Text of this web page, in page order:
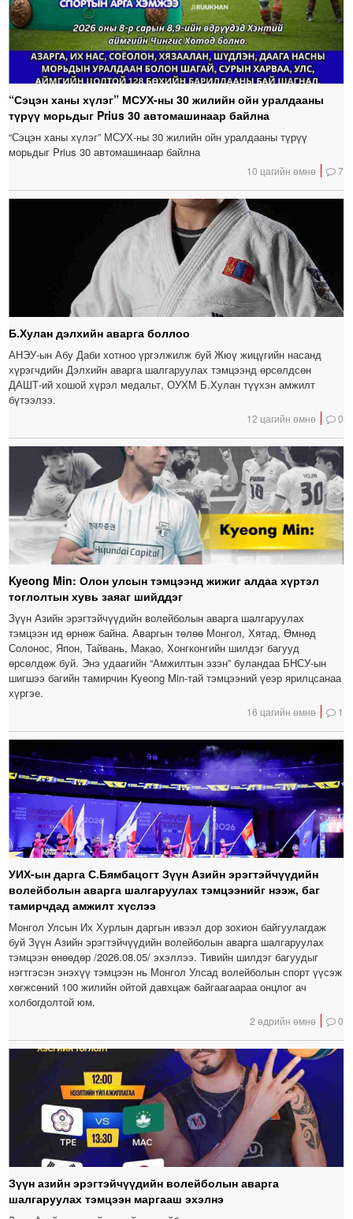
“Сэцэн ханы хүлэг” МСУХ-ны 30 жилийн ойн уралдааны
түрүү морьдыг Prius 30 автомашинаар байлна
“Сэцэн ханы хүлэг” МСУХ-ны 30 жилийн ойн уралдааны түрүү
морьдыг Prius 30 автомашинаар байлна
10 цагийн өмнө 7
Б.Хулан дэлхийн аварга боллоо
АНЭУ-ын Абу Даби хотноо үргэлжилж буй Жюү жицүгийн насанд
хүрэгчдийн Дэлхийн аварга шалгаруулах тэмцээнд өрсөлдсөн
ДАШТ-ий хошой хүрэл медальт, ОУХМ Б.Хулан түүхэн амжилт
бүтээлээ.
12 цагийн өмнө 0
Kyeong Min: Олон улсын тэмцээнд жижиг алдаа хүртэл
тоглолтын хувь заяаг шийддэг
Зүүн Азийн эрэгтэйчүүдийн волейболын аварга шалгаруулах
тэмцээн ид өрнөж байна. Аваргын төлөө Монгол, Хятад, Өмнөд
Солонос, Япон, Тайвань, Макао, Хонгконгийн шилдэг багууд
өрсөлдөж буй. Энэ удаагийн “Амжилтын эзэн” буландаа БНСУ-ын
шигшээ багийн тамирчин Kyeong Min-тай тэмцээний үеэр ярилцсанаа
хүргэе.
16 цагийн өмнө 1
УИХ-ын дарга С.Бямбацогт Зүүн Азийн эрэгтэйчүүдийн
волейболын аварга шалгаруулах тэмцээнийг нээж, баг
тамирчдад амжилт хүслээ
Монгол Улсын Их Хурлын даргын ивээл дор зохион байгуулагдаж
буй Зүүн Азийн эрэгтэйчүүдийн волейболын аварга шалгаруулах
тэмцээн өнөөдөр /2026.08.05/ эхэллээ. Тивийн шилдэг багуудыг
нэгтгэсэн энэхүү тэмцээн нь Монгол Улсад волейболын спорт үүсэж
хөгжсөний 100 жилийн ойтой давхцаж байгаагаараа онцлог ач
холбогдолтой юм.
2 өдрийн өмнө 0
Зүүн азийн эрэгтэйчүүдийн волейболын аварга
шалгаруулах тэмцээн маргааш эхэлнэ